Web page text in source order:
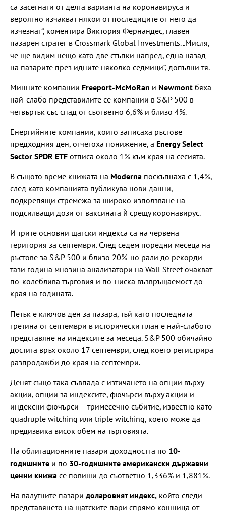
са засегнати от делта варианта на коронавируса и
вероятно изчакват някои от последиците от него да
изчезнат“, коментира Виктория Фернандес, главен
пазарен стратег в Crossmark Global Investments. „Мисля,
че ще видим нещо като две стъпки напред, една назад
на пазарите през идните няколко седмици“, допълни тя.
Минните компании Freeport-McMoRan и Newmont бяха
най-слабо представилите се компании в S&P 500 в
четвъртък със спад от съответно 6,6% и близо 4%.
Енергийните компании, които записаха ръстове
предходния ден, отчетоха понижение, а Energy Select
Sector SPDR ETF отписа около 1% към края на сесията.
В същото време книжата на Moderna поскъпнаха с 1,4%,
след като компанията публикува нови данни,
подкрепящи стремежа за широко използване на
подсилващи дози от ваксината ѝ срещу коронавирус.
И трите основни щатски индекса са на червена
територия за септември. След седем поредни месеца на
ръстове за S&P 500 и близо 20%-но рали до рекорди
тази година мнозина анализатори на Wall Street очакват
по-колеблива търговия и по-ниска възвръщаемост до
края на годината.
Петък е ключов ден за пазара, тъй като последната
третина от септември в исторически план е най-слабото
представяне на индексите за месеца. S&P 500 обичайно
достига връх около 17 септември, след което регистрира
разпродажби до края на септември.
Денят също така съвпада с изтичането на опции върху
акции, опции за индексите, фючърси върху акции и
индексни фючърси – тримесечно събитие, известно като
quadruple witching или triple witching, което може да
предизвика висок обем на търговията.
На облигационните пазари доходността по 10-
годишните и по 30-годишните американски държавни
ценни книжа се повиши до съответно 1,336% и 1,881%.
На валутните пазари доларовият индекс, който следи
представянето на щатските пари спрямо кошница от